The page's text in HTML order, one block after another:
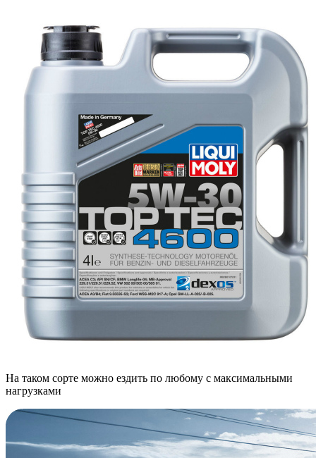
На таком сорте можно ездить по любому с максимальными
нагрузками